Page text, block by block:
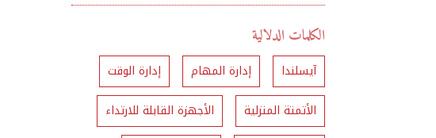
الكلمات الدلالية
آيسلندا إدارة المهام
إدارة الوقت
الأتمتة المنزلية
الأجهزة القابلة للارتداء